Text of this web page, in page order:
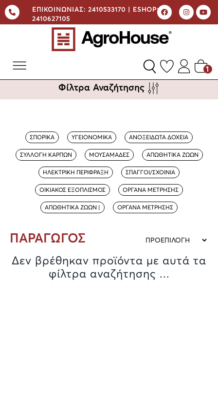
ΕΠΙΚΟΙΝΩΝΙΑΣ: 2410533170 | ESHOP:
2410627105
1
Φίλτρα Αναζήτησης
ΣΠΟΡΙΚΑ ΥΓΕΙΟΝΟΜΙΚΑ ΑΝΟΞΕΙΔΩΤΑ ΔΟΧΕΙΑ
ΣΥΛΛΟΓΗ ΚΑΡΠΩΝ ΜΟΥΣΑΜΑΔΕΣ ΑΠΩΘΗΤΙΚΑ ΖΩΩΝ
ΗΛΕΚΤΡΙΚΗ ΠΕΡΙΦΡΑΞΗ ΣΠΑΓΓΟΙ/ΣΧΟΙΝΙΑ
ΟΙΚΙΑΚΟΣ ΕΞΟΠΛΙΣΜΟΣ ΟΡΓΑΝΑ ΜΕΤΡΗΣΗΣ
ΑΠΩΘΗΤΙΚΑ ΖΩΩΝ | ΟΡΓΑΝΑ ΜΕΤΡΗΣΗΣ
ΠΑΡΑΓΩΓΟΣ
Δεν βρέθηκαν προϊόντα με αυτά τα
φίλτρα αναζήτησης ...